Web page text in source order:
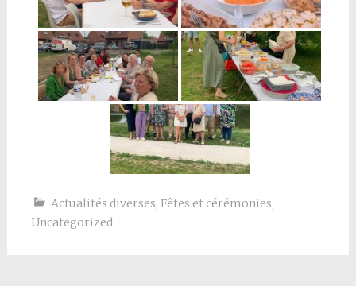
Actualités diverses, Fêtes et cérémonies,
Uncategorized